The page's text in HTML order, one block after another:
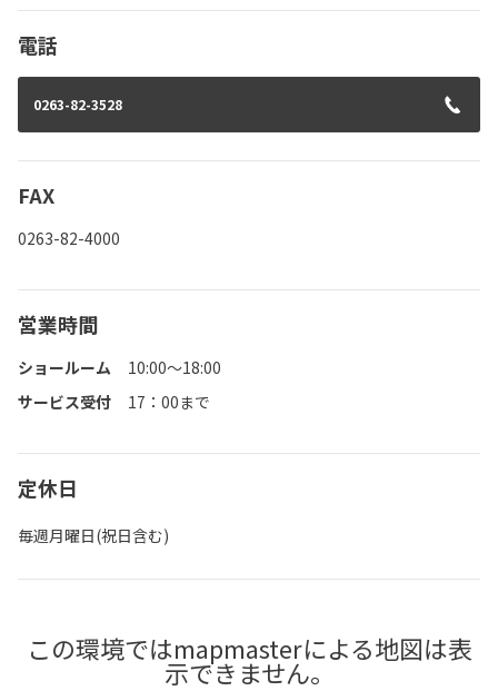
電話
0263-82-3528
FAX
0263-82-4000
営業時間
ショールーム
10:00～18:00
サービス受付
17：00まで
定休日
毎週月曜日(祝日含む)
この環境ではmapmasterによる地図は表
示できません。